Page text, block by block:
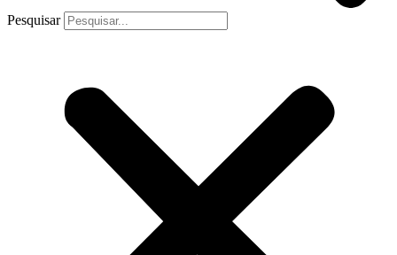
Pesquisar